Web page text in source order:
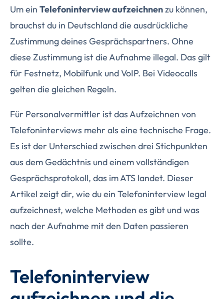
Um ein Telefoninterview aufzeichnenzu können,
brauchst du in Deutschland die ausdrückliche
Zustimmung deines Gesprächspartners. Ohne
diese Zustimmung ist die Aufnahme illegal. Das gilt
für Festnetz, Mobilfunk und VoIP. Bei Videocalls
gelten die gleichen Regeln.
Für Personalvermittler ist das Aufzeichnen von
Telefoninterviews mehr als eine technische Frage.
Es ist der Unterschied zwischen drei Stichpunkten
aus dem Gedächtnis und einem vollständigen
Gesprächsprotokoll, das im ATS landet. Dieser
Artikel zeigt dir, wie du ein Telefoninterview legal
aufzeichnest, welche Methoden es gibt und was
nach der Aufnahme mit den Daten passieren
sollte.
Telefoninterview